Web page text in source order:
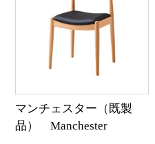
マンチェスター（既製
品） Manchester